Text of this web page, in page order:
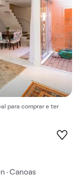
para comprar e ter
· Canoas